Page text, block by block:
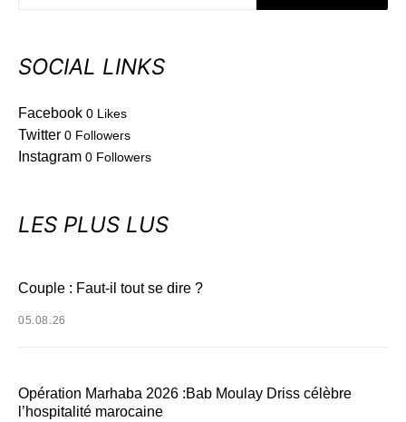
SOCIAL LINKS
Facebook 0 Likes
Twitter 0 Followers
Instagram 0 Followers
LES PLUS LUS
Couple : Faut-il tout se dire ?
05.08.26
Opération Marhaba 2026 :Bab Moulay Driss célèbre
l’hospitalité marocaine